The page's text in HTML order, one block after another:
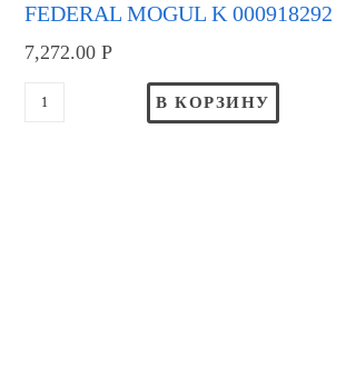
FEDERAL MOGUL K 000918292
7,272.00Р
В КОРЗИНУ